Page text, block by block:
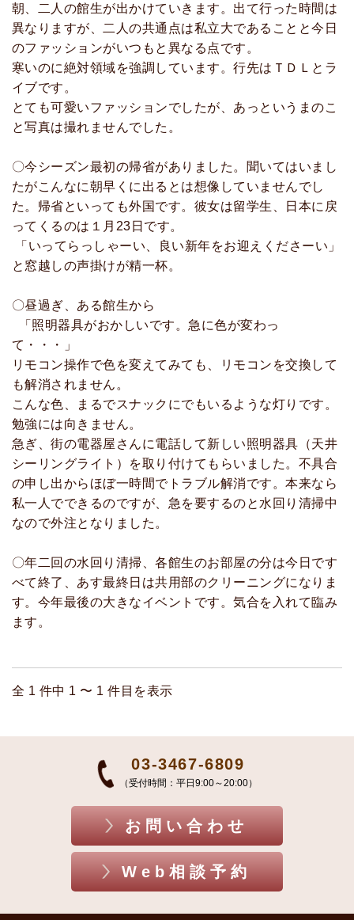
朝、二人の館生が出かけていきます。出て行った時間は
異なりますが、二人の共通点は私立大であることと今日
のファッションがいつもと異なる点です。
寒いのに絶対領域を強調しています。行先はＴＤＬとラ
イブです。
とても可愛いファッションでしたが、あっというまのこ
と写真は撮れませんでした。
〇今シーズン最初の帰省がありました。聞いてはいまし
たがこんなに朝早くに出るとは想像していませんでし
た。帰省といっても外国です。彼女は留学生、日本に戻
ってくるのは１月23日です。
「いってらっしゃーい、良い新年をお迎えくださーい」
と窓越しの声掛けが精一杯。
〇昼過ぎ、ある館生から
「照明器具がおかしいです。急に色が変わっ
て・・・」
リモコン操作で色を変えてみても、リモコンを交換して
も解消されません。
こんな色、まるでスナックにでもいるような灯りです。
勉強には向きません。
急ぎ、街の電器屋さんに電話して新しい照明器具（天井
シーリングライト）を取り付けてもらいました。不具合
の申し出からほぼ一時間でトラブル解消です。本来なら
私一人でできるのですが、急を要するのと水回り清掃中
なので外注となりました。
〇年二回の水回り清掃、各館生のお部屋の分は今日です
べて終了、あす最終日は共用部のクリーニングになりま
す。今年最後の大きなイベントです。気合を入れて臨み
ます。
全 1 件中 1 〜 1 件目を表示
03-3467-6809
（受付時間：平日9:00～20:00）
お問い合わせ
Web相談予約